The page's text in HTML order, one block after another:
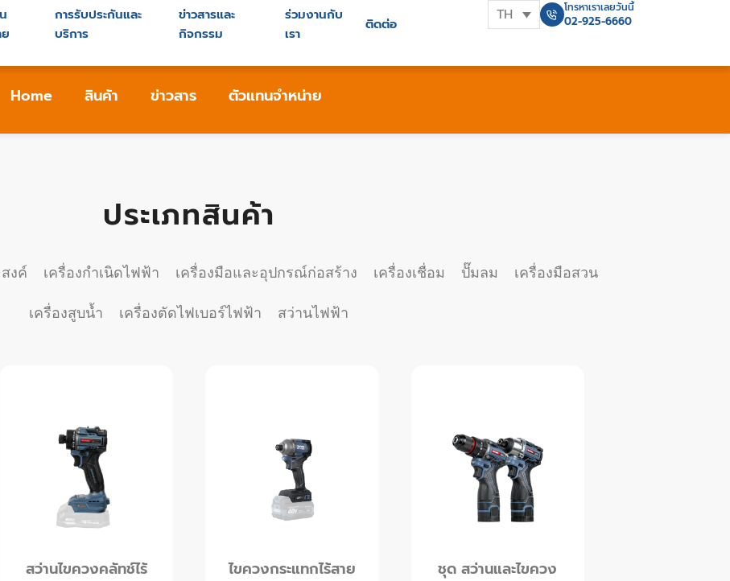
การรับประกันและ
บริการ
ข่าวสารและ
กิจกรรม
ร่วมงานกับ
เรา
ติดต่อ TH โทรหาเราเลยวันนี้
02-925-6660
Home สินค้า ข่าวสาร ตัวแทนจำหน่าย
ประเภทสินค้า
งค์ เครื่องกำเนิดไฟฟ้า เครื่องมือและอุปกรณ์ก่อสร้าง เครื่องเชื่อม ปั๊มลม เครื่องมือสวน
เครื่องสูบน้ำ เครื่องตัดไฟเบอร์ไฟฟ้า สว่านไฟฟ้า
สว่านไขควงคลัทช์ไร้
ไขควงกระแทกไร้สาย
ชุด สว่านและไขควง